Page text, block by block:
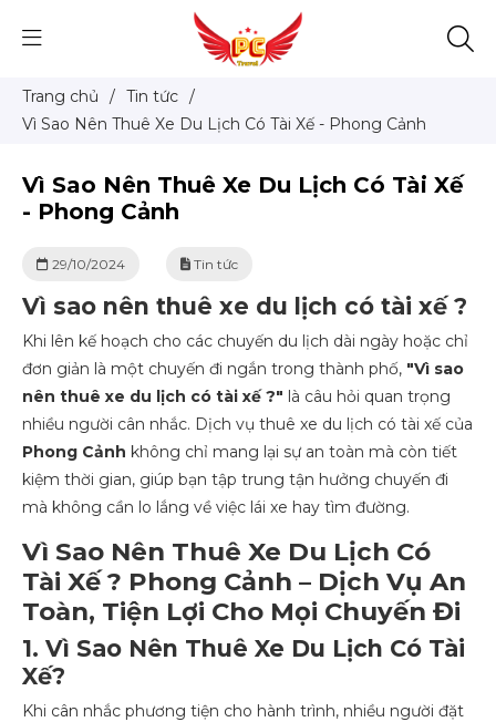
Trang chủ / Tin tức /
Vì Sao Nên Thuê Xe Du Lịch Có Tài Xế - Phong Cảnh
Vì Sao Nên Thuê Xe Du Lịch Có Tài Xế
- Phong Cảnh
29/10/2024 Tin tức
Vì sao nên thuê xe du lịch có tài xế ?
Khi lên kế hoạch cho các chuyến du lịch dài ngày hoặc chỉ
đơn giản là một chuyến đi ngắn trong thành phố, "Vì sao
nên thuê xe du lịch có tài xế ?" là câu hỏi quan trọng
nhiều người cân nhắc. Dịch vụ thuê xe du lịch có tài xế của
Phong Cảnh không chỉ mang lại sự an toàn mà còn tiết
kiệm thời gian, giúp bạn tập trung tận hưởng chuyến đi
mà không cần lo lắng về việc lái xe hay tìm đường.
Vì Sao Nên Thuê Xe Du Lịch Có
Tài Xế ? Phong Cảnh – Dịch Vụ An
Toàn, Tiện Lợi Cho Mọi Chuyến Đi
1. Vì Sao Nên Thuê Xe Du Lịch Có Tài
Xế?
Khi cân nhắc phương tiện cho hành trình, nhiều người đặt